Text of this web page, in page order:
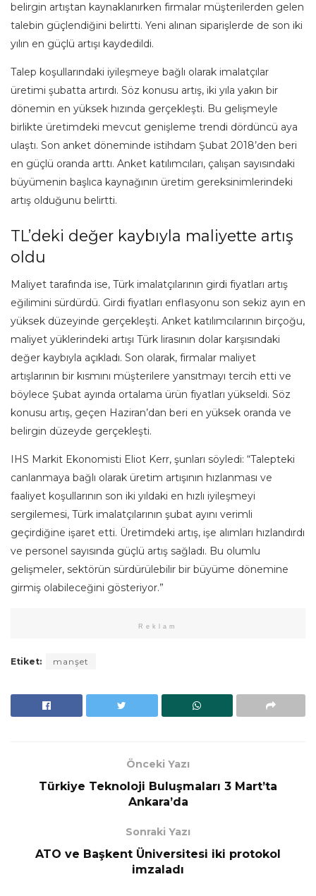
belirgin artıştan kaynaklanırken firmalar müşterilerden gelen
talebin güçlendiğini belirtti. Yeni alınan siparişlerde de son iki
yılın en güçlü artışı kaydedildi.
Talep koşullarındaki iyileşmeye bağlı olarak imalatçılar
üretimi şubatta artırdı. Söz konusu artış, iki yıla yakın bir
dönemin en yüksek hızında gerçekleşti. Bu gelişmeyle
birlikte üretimdeki mevcut genişleme trendi dördüncü aya
ulaştı. Son anket döneminde istihdam Şubat 2018’den beri
en güçlü oranda arttı. Anket katılımcıları, çalışan sayısındaki
büyümenin başlıca kaynağının üretim gereksinimlerindeki
artış olduğunu belirtti.
TL’deki değer kaybıyla maliyette artış
oldu
Maliyet tarafında ise, Türk imalatçılarının girdi fiyatları artış
eğilimini sürdürdü. Girdi fiyatları enflasyonu son sekiz ayın en
yüksek düzeyinde gerçekleşti. Anket katılımcılarının birçoğu,
maliyet yüklerindeki artışı Türk lirasının dolar karşısındaki
değer kaybıyla açıkladı. Son olarak, firmalar maliyet
artışlarının bir kısmını müşterilere yansıtmayı tercih etti ve
böylece Şubat ayında ortalama ürün fiyatları yükseldi. Söz
konusu artış, geçen Haziran’dan beri en yüksek oranda ve
belirgin düzeyde gerçekleşti.
IHS Markit Ekonomisti Eliot Kerr, şunları söyledi: “Talepteki
canlanmaya bağlı olarak üretim artışının hızlanması ve
faaliyet koşullarının son iki yıldaki en hızlı iyileşmeyi
sergilemesi, Türk imalatçılarının şubat ayını verimli
geçirdiğine işaret etti. Üretimdeki artış, işe alımları hızlandırdı
ve personel sayısında güçlü artış sağladı. Bu olumlu
gelişmeler, sektörün sürdürülebilir bir büyüme dönemine
girmiş olabileceğini gösteriyor.”
Reklam
Etiket: manşet
Önceki Yazı
Türkiye Teknoloji Buluşmaları 3 Mart’ta
Ankara’da
Sonraki Yazı
ATO ve Başkent Üniversitesi iki protokol
imzaladı